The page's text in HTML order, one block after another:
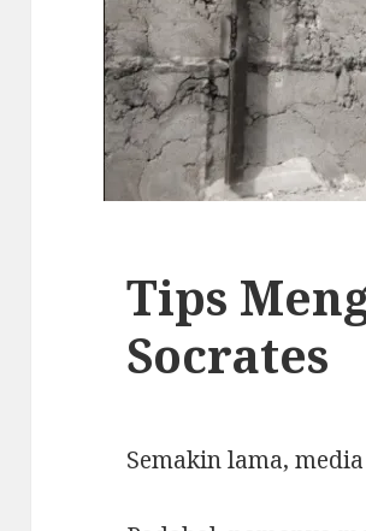
Tips
Socrates
Semakin lama,